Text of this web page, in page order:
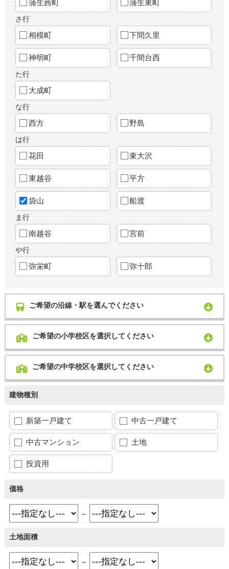
蒲生茜町 蒲生東町
さ行
相模町 下間久里
神明町 千間台西
た行
大成町
な行
西方 野島
は行
花田 東大沢
東越谷 平方
袋山 船渡
ま行
南越谷 宮前
や行
弥栄町 弥十郎
ご希望の沿線・駅を選んでください
ご希望の小学校区を選択してください
ご希望の中学校区を選択してください
建物種別
新築一戸建て 中古一戸建て
中古マンション 土地
投資用
価格
～
土地面積
～